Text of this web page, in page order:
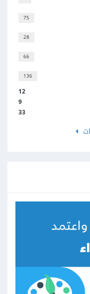
75
28
66
136
12
9
33